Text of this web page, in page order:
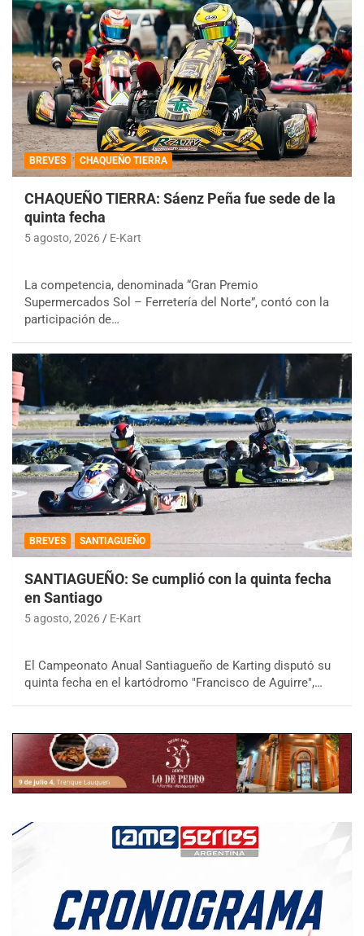
BREVES CHAQUEÑO TIERRA
CHAQUEÑO TIERRA: Sáenz Peña fue sede de la
quinta fecha
5 agosto, 2026 E-Kart
La competencia, denominada “Gran Premio
Supermercados Sol – Ferretería del Norte”, contó con la
participación de…
BREVES SANTIAGUEÑO
SANTIAGUEÑO: Se cumplió con la quinta fecha
en Santiago
5 agosto, 2026 E-Kart
El Campeonato Anual Santiagueño de Karting disputó su
quinta fecha en el kartódromo "Francisco de Aguirre",…